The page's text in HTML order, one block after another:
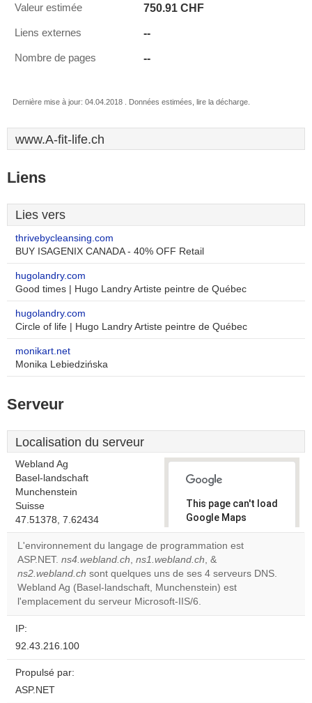
Valeur estimée 750.91 CHF
Liens externes --
Nombre de pages --
Dernière mise à jour: 04.04.2018 . Données estimées, lire la décharge.
www.A-fit-life.ch
Liens
Lies vers
thrivebycleansing.com
BUY ISAGENIX CANADA - 40% OFF Retail
hugolandry.com
Good times | Hugo Landry Artiste peintre de Québec
hugolandry.com
Circle of life | Hugo Landry Artiste peintre de Québec
monikart.net
Monika Lebiedzińska
Serveur
Localisation du serveur
Webland Ag
Basel-landschaft
Munchenstein
Suisse
47.51378, 7.62434
This page can't load
Google Maps
correctly.
Do you
own this
website?
OK
L'environnement du langage de programmation est
ASP.NET. ns4.webland.ch, ns1.webland.ch, &
ns2.webland.ch sont quelques uns de ses 4 serveurs DNS.
Webland Ag (Basel-landschaft, Munchenstein) est
l'emplacement du serveur Microsoft-IIS/6.
IP:
92.43.216.100
Propulsé par:
ASP.NET